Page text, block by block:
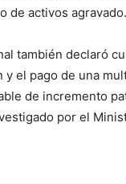
de activos agravado.
también declaró
el pago de una
de incremento
por el